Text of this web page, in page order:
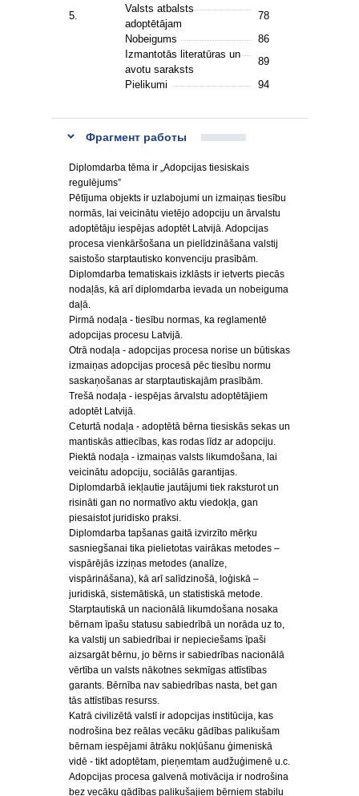
5.
Valsts atbalsts
adoptētājam
78
Nobeigums
86
Izmantotās literatūras un
avotu saraksts
89
Pielikumi
94
Фрагмент работы
Diplomdarba tēma ir „Adopcijas tiesiskais
regulējums”
Pētījuma objekts ir uzlabojumi un izmaiņas tiesību
normās, lai veicinātu vietējo adopciju un ārvalstu
adoptētāju iespējas adoptēt Latvijā. Adopcijas
procesa vienkāršošana un pielīdzināšana valstij
saistošo starptautisko konvenciju prasībām.
Diplomdarba tematiskais izklāsts ir ietverts piecās
nodaļās, kā arī diplomdarba ievada un nobeiguma
daļā.
Pirmā nodaļa - tiesību normas, ka reglamentē
adopcijas procesu Latvijā.
Otrā nodaļa - adopcijas procesa norise un būtiskas
izmaiņas adopcijas procesā pēc tiesību normu
saskaņošanas ar starptautiskajām prasībām.
Trešā nodaļa - iespējas ārvalstu adoptētājiem
adoptēt Latvijā.
Ceturtā nodaļa - adoptētā bērna tiesiskās sekas un
mantiskās attiecības, kas rodas līdz ar adopciju.
Piektā nodaļa - izmaiņas valsts likumdošana, lai
veicinātu adopciju, sociālās garantijas.
Diplomdarbā iekļautie jautājumi tiek raksturot un
risināti gan no normatīvo aktu viedokļa, gan
piesaistot juridisko praksi.
Diplomdarba tapšanas gaitā izvirzīto mērķu
sasniegšanai tika pielietotas vairākas metodes –
vispārējās izziņas metodes (analīze,
vispārināšana), kā arī salīdzinošā, loģiskā –
juridiskā, sistemātiskā, un statistiskā metode.
Starptautiskā un nacionālā likumdošana nosaka
bērnam īpašu statusu sabiedrībā un norāda uz to,
ka valstij un sabiedrībai ir nepieciešams īpaši
aizsargāt bērnu, jo bērns ir sabiedrības nacionālā
vērtība un valsts nākotnes sekmīgas attīstības
garants. Bērnība nav sabiedrības nasta, bet gan
tās attīstības resurss.
Katrā civilizētā valstī ir adopcijas institūcija, kas
nodrošina bez reālas vecāku gādības palikušam
bērnam iespējami ātrāku nokļūšanu ģimeniskā
vidē - tikt adoptētam, pieņemtam audžuģimenē u.c.
Adopcijas procesa galvenā motivācija ir nodrošina
bez vecāku gādības palikušajiem bērniem stabilu